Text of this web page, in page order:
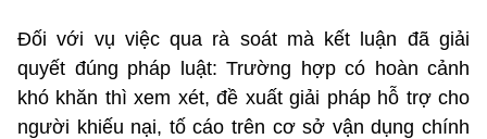
Đối với vụ việc qua rà soát mà kết luận đã giải
quyết đúng pháp luật: Trường hợp có hoàn cảnh
khó khăn thì xem xét, đề xuất giải pháp hỗ trợ cho
người khiếu nại, tố cáo trên cơ sở vận dụng chính